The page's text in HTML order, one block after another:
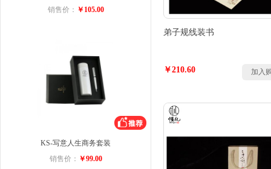
销售价： ￥105.00
KS-写意人生商务套装
销售价： ￥99.00
弟子规线装书
￥210.60 加入